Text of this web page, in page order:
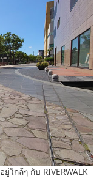
ใกล้ๆ กับ RIVERWALK